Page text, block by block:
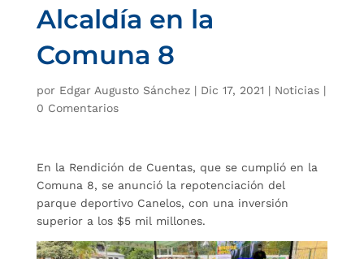
Alcaldía en la
Comuna 8
por Edgar Augusto Sánchez| Dic 17, 2021 | Noticias|
0 Comentarios
En la Rendición de Cuentas, que se cumplió en la
Comuna 8, se anunció la repotenciación del
parque deportivo Canelos, con una inversión
superior a los $5 mil millones.